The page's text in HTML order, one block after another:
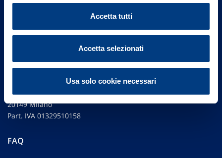
Accetta tutti
Accetta selezionati
Usa solo cookie necessari
Vittoria Assicurazioni S.p.A.
Via Ignazio Gardella, 2
20149 Milano
Part. IVA 01329510158
FAQ